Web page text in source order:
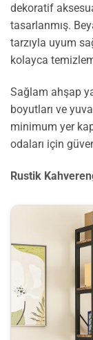
dekoratif
tasarlanmış.
tarzıyla uyum
kolayca
Sağlam ahşap
boyutları ve
minimum yer
odaları için
Rustik